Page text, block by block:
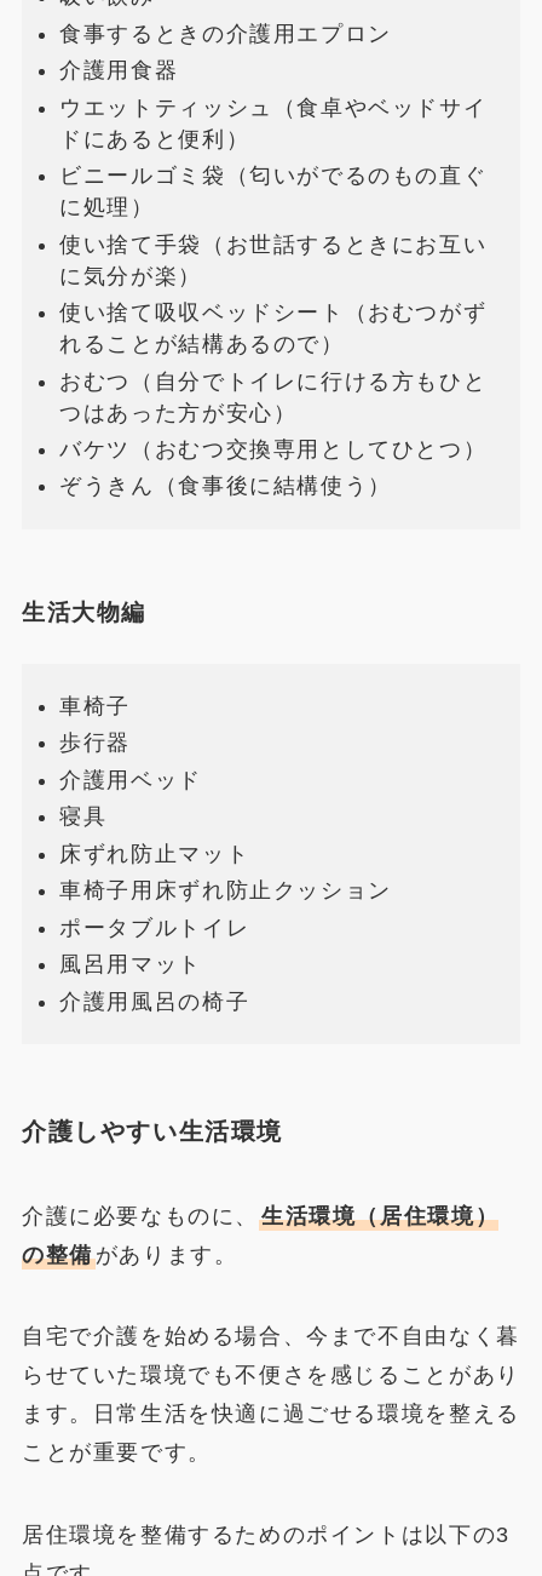
食事するときの介護用エプロン
介護用食器
ウエットティッシュ（食卓やベッドサイ
ドにあると便利）
ビニールゴミ袋（匂いがでるのもの直ぐ
に処理）
使い捨て手袋（お世話するときにお互い
に気分が楽）
使い捨て吸収ベッドシート（おむつがず
れることが結構あるので）
おむつ（自分でトイレに行ける方もひと
つはあった方が安心）
バケツ（おむつ交換専用としてひとつ）
ぞうきん（食事後に結構使う）
生活大物編
車椅子
歩行器
介護用ベッド
寝具
床ずれ防止マット
車椅子用床ずれ防止クッション
ポータブルトイレ
風呂用マット
介護用風呂の椅子
介護 しやすい生活環境
介護に必要なものに、生活環境（居住環境）
の整備があります。
自宅で介護を始める場合、今まで不自由なく暮
らせていた環境でも不便さを感じることがあり
ます。日常生活を快適に過ごせる環境を整える
ことが重要です。
居住環境を整備するためのポイントは以下の3